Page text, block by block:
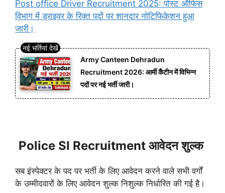
Post office Driver Recruitment 2025: पोस्ट ऑफिस
विभाग में ड्राइवर के रिक्त पदों पर शानदार नोटिफिकेशन हुआ
जारी।
Army Canteen Dehradun
Recruitment 2026: आर्मी कैंटीन में विभिन्न
पदों पर नई भर्ती जारी।
Police SI Recruitment आवेदन शुल्क
सब इंस्पेक्टर के पद पर भर्ती के लिए आवेदन करने वाले सभी वर्गों
के उम्मीदवारों के लिए आवेदन शुल्क निशुल्क निर्धारित की गई है।